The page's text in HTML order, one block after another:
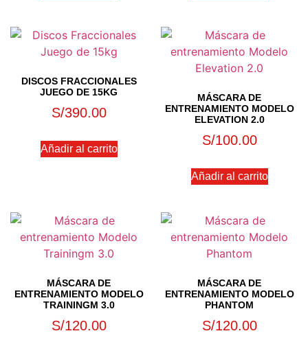
DISCOS FRACCIONALES
JUEGO DE 15KG
S/390.00
Añadir al carrito
MÁSCARA DE
ENTRENAMIENTO MODELO
ELEVATION 2.0
S/100.00
Añadir al carrito
MÁSCARA DE
ENTRENAMIENTO MODELO
TRAININGM 3.0
S/120.00
MÁSCARA DE
ENTRENAMIENTO MODELO
PHANTOM
S/120.00